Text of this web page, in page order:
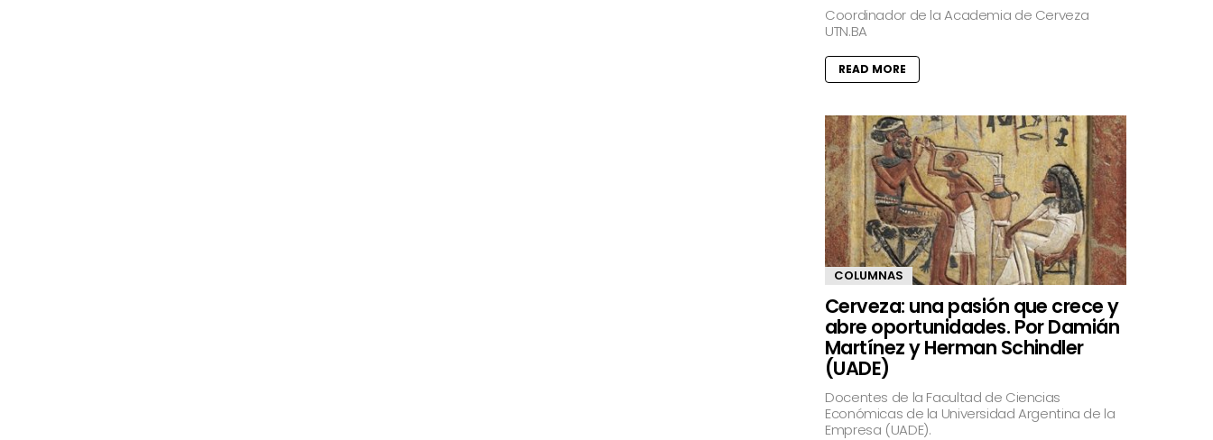
Coordinador de la Academia de Cerveza
UTN.BA
READ MORE
COLUMNAS
Cerveza: una pasión que crece y
abre oportunidades. Por Damián
Martínez y Herman Schindler
(UADE)
Docentes de la Facultad de Ciencias
Económicas de la Universidad Argentina de la
Empresa (UADE).